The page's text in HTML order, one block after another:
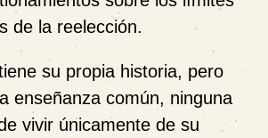
de la reelección.
su propia historia, pero
enseñanza común, ninguna
vivir únicamente de su